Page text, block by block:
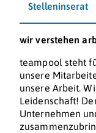
Stelleninserat
wir verstehen
teampool steht
unsere
unsere Arbeit.
Leidenschaft!
Unternehmen